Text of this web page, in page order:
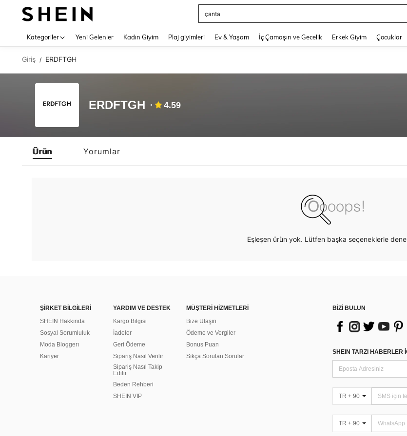
çanta
Kategoriler Yeni Gelenler Kadın Giyim Plaj giyimleri Ev & Yaşam İç Çamaşırı ve Gecelik Erkek Giyim Çocuklar
Giriş / ERDFTGH
ERDFTGH 4.59
Ürün Yorumlar
Eşleşen ürün yok. Lütfen başka seçeneklerle
ŞİRKET BİLGİLERİ
SHEIN Hakkında
Sosyal Sorumluluk
Moda Bloggerı
Kariyer
YARDIM VE DESTEK
Kargo Bilgisi
İadeler
Geri Ödeme
Sipariş Nasıl Verilir
Sipariş Nasıl Takip
Edilir
Beden Rehberi
SHEIN VIP
MÜŞTERİ HİZMETLERİ
Bize Ulaşın
Ödeme ve Vergiler
Bonus Puan
Sıkça Sorulan Sorular
BİZİ BULUN
SHEIN TARZI HABERLER
TR + 90
TR + 90